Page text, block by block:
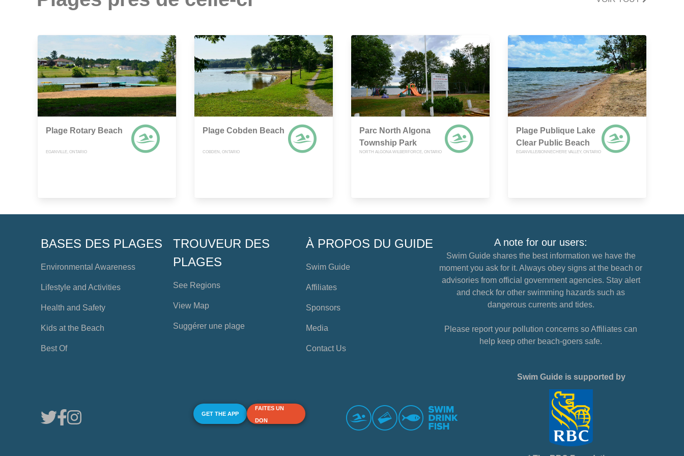
Plage Rotary Beach
EGANVILLE, ONTARIO
Plage Cobden Beach
COBDEN, ONTARIO
Parc North Algona
Township Park
NORTH ALGONA WILBERFORCE, ONTARIO
Plage Publique Lake
Clear Public Beach
EGANVILLE/BONNECHERE VALLEY, ONTARIO
BASES DES PLAGES
Environmental Awareness
Lifestyle and Activities
Health and Safety
Kids at the Beach
Best Of
TROUVEUR DES
PLAGES
See Regions
View Map
Suggérer une plage
À PROPOS DU GUIDE
Swim Guide
Affiliates
Sponsors
Media
Contact Us
A note for our users:
Swim Guide shares the best information we have the
moment you ask for it. Always obey signs at the beach or
advisories from official government agencies. Stay alert
and check for other swimming hazards such as
dangerous currents and tides.
Please report your pollution concerns so Affiliates can
help keep other beach-goers safe.
GET THE APP
FAITES UN
DON
Swim Guide is supported by